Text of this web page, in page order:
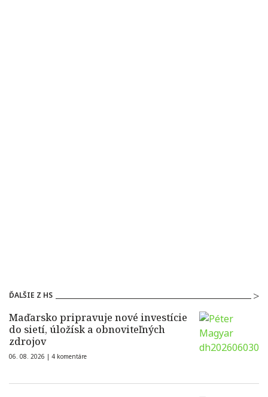
ĎALŠIE Z HS
Maďarsko pripravuje nové investície
do sietí, úložísk a obnoviteľných
zdrojov
06. 08. 2026 | 4 komentáre